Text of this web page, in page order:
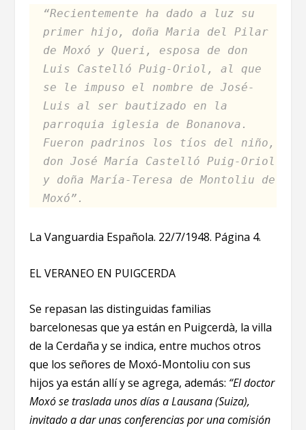
“Recientemente ha dado a luz su
primer hijo, doña Maria del Pilar
de Moxó y Queri, esposa de don
Luis Castelló Puig-Oriol, al que
se le impuso el nombre de José-
Luis al ser bautizado en la
parroquia iglesia de Bonanova.
Fueron padrinos los tíos del niño,
don José María Castelló Puig-Oriol
y doña María-Teresa de Montoliu de
Moxó”.
La Vanguardia Española. 22/7/1948. Página 4.
EL VERANEO EN PUIGCERDA
Se repasan las distinguidas familias
barcelonesas que ya están en Puigcerdà, la villa
de la Cerdaña y se indica, entre muchos otros
que los señores de Moxó-Montoliu con sus
hijos ya están allí y se agrega, además: “El doctor
Moxó se traslada unos días a Lausana (Suiza),
invitado a dar unas conferencias por una comisión